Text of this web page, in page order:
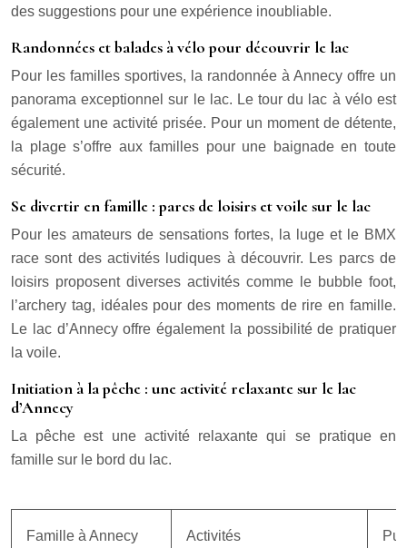
des suggestions pour une expérience inoubliable.
Randonnées et balades à vélo pour découvrir le lac
Pour les familles sportives, la randonnée à Annecy offre un
panorama exceptionnel sur le lac. Le tour du lac à vélo est
également une activité prisée. Pour un moment de détente,
la plage s’offre aux familles pour une baignade en toute
sécurité.
Se divertir en famille : parcs de loisirs et voile sur le lac
Pour les amateurs de sensations fortes, la luge et le BMX
race sont des activités ludiques à découvrir. Les parcs de
loisirs proposent diverses activités comme le bubble foot,
l’archery tag, idéales pour des moments de rire en famille.
Le lac d’Annecy offre également la possibilité de pratiquer
la voile.
Initiation à la pêche : une activité relaxante sur le lac
d’Annecy
La pêche est une activité relaxante qui se pratique en
famille sur le bord du lac.
Famille à Annecy Activités